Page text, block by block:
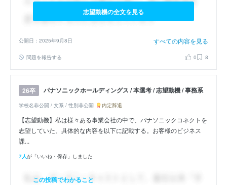
志望動機の全文を見る
公開日：2025年9月8日 すべての内容を見る
問題を報告する 0 8
26卒 パナソニックホールディングス / 本選考 / 志望動機 / 事務系
学校名非公開 / 文系 / 性別非公開 内定辞退
【志望動機】私は様々ある事業会社の中で、パナソニックコネクトを
志望していた。具体的な内容を以下に記載する。お客様のビジネス
課...
7人が「いいね・保存」しました
この投稿でわかること